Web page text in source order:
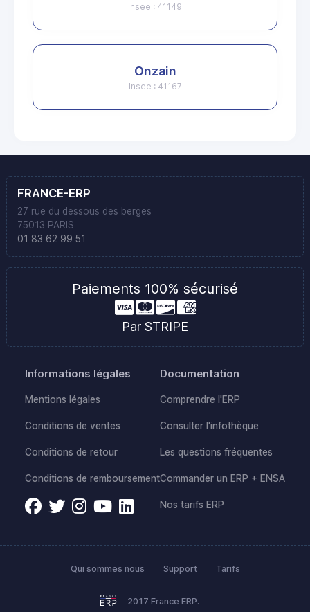
Insee : 41149
Onzain
Insee : 41167
FRANCE-ERP
27 rue du dessous des berges
75013 PARIS
01 83 62 99 51
Paiements 100% sécurisé
Par STRIPE
Informations légales
Mentions légales
Conditions de ventes
Conditions de retour
Conditions de remboursement
Documentation
Comprendre l'ERP
Consulter l'infothèque
Les questions fréquentes
Commander un ERP + ENSA
Nos tarifs ERP
2017 France ERP.
Qui sommes nous Support Tarifs